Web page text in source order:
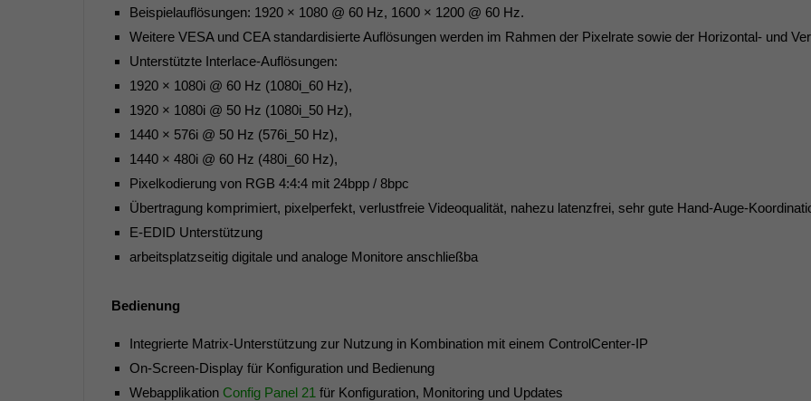
Beispielauflösungen: 1920 × 1080 @ 60 Hz, 1600 × 1200 @ 60 Hz.
Weitere VESA und CEA standardisierte Auflösungen werden im Rahmen der Pixelrate sowie der Horizontal- und
Unterstützte Interlace-Auflösungen:
1920 × 1080i @ 60 Hz (1080i_60 Hz),
1920 × 1080i @ 50 Hz (1080i_50 Hz),
1440 × 576i @ 50 Hz (576i_50 Hz),
1440 × 480i @ 60 Hz (480i_60 Hz),
Pixelkodierung von RGB 4:4:4 mit 24bpp / 8bpc
Übertragung komprimiert, pixelperfekt, verlustfreie Videoqualität, nahezu latenzfrei, sehr gute Hand-Auge-
E-EDID Unterstützung
arbeitsplatzseitig digitale und analoge Monitore anschließba
Bedienung
Integrierte Matrix-Unterstützung zur Nutzung in Kombination mit einem ControlCenter-IP
On-Screen-Display für Konfiguration und Bedienung
Webapplikation Config Panel 21 für Konfiguration, Monitoring und Updates